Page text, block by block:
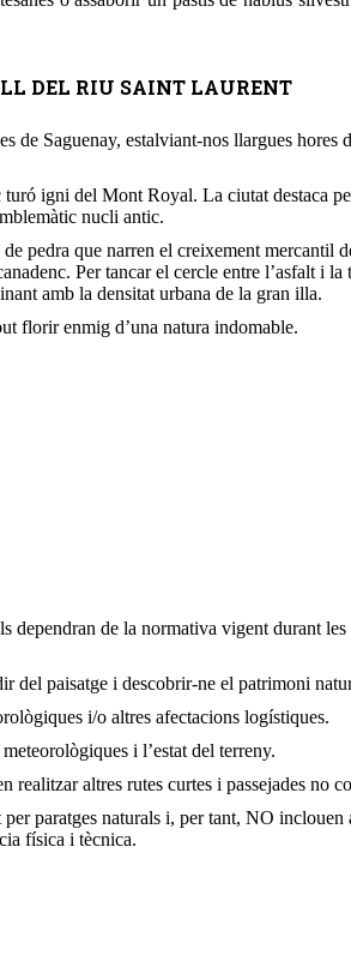
DEL RIU SAINT LAURENT
Saguenay, estalviant-nos llargues hores
igni del Mont Royal. La ciutat destaca
nucli antic.
pedra que narren el creixement mercantil
Per tancar el cercle entre l’asfalt i
amb la densitat urbana de la gran illa.
florir enmig d’una natura indomable.
dependran de la normativa vigent durant
del paisatge i descobrir-ne el patrimoni
i/o altres afectacions logístiques.
i l’estat del terreny.
altres rutes curtes i passejades no
paratges naturals i, per tant, NO inclouen
física i tècnica.